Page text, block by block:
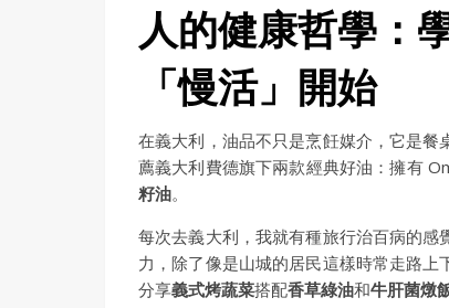
人的健康哲學：
「慢活」開始
在義大利，油品不只是烹飪媒介，它是
薦義大利費德旗下兩款經典好油：擁有
籽油。
每次去義大利，我就有種旅行治百病的
力，除了像是山城的居民這樣時常走路
分享義式烤蔬菜搭配香草綠油和牛肝菌燉